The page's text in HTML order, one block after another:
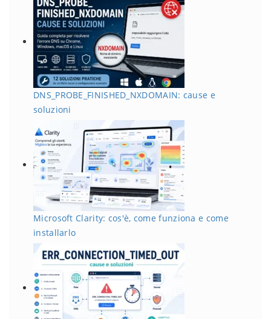
DNS_PROBE_FINISHED_NXDOMAIN: cause e
soluzioni
Microsoft Clarity: cos'è, come funziona e come
installarlo